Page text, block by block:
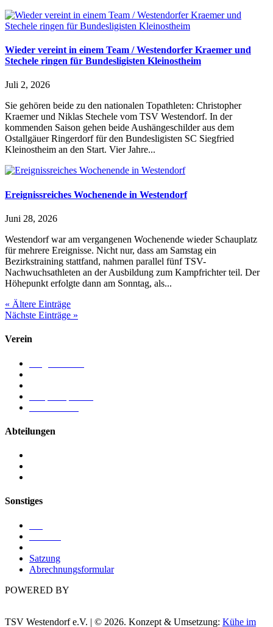
Wieder vereint in einem Team / Westendorfer Kraemer und
Stechele ringen für Bundesligisten Kleinostheim
Juli 2, 2026
Sie gehören beide zu den nationalen Topathleten: Christopher
Kraemer und Niklas Stechele vom TSV Westendorf. In der
kommenden Saison gehen beide Aushängeschilder aus dem
Ostallgäuer Ringerdorf für den Bundesligisten SC Siegfried
Kleinostheim an den Start. Vier Jahre...
Ereignissreiches Wochenende in Westendorf
Juni 28, 2026
Westendorf war am vergangenen Wochenende wieder Schauplatz
für mehrere Ereignisse. Nicht nur, dass am Samstag ein
Bezirkstraining stattfand, nahmen parallel fünf TSV-
Nachwuchsathleten an der Ausbildung zum Kampfrichter teil. Der
Höhepunkt erfolgte dann am Sonntag, als...
« Ältere Einträge
Nächste Einträge »
Verein
Abteilungen
Sonstiges
Satzung
Abrechnungsformular
POWERED BY
TSV Westendorf e.V. | © 2026. Konzept & Umsetzung: Kühe im